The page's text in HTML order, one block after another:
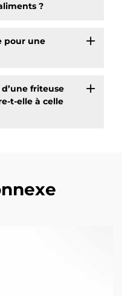
?
pour une
friteuse
t-elle à celle